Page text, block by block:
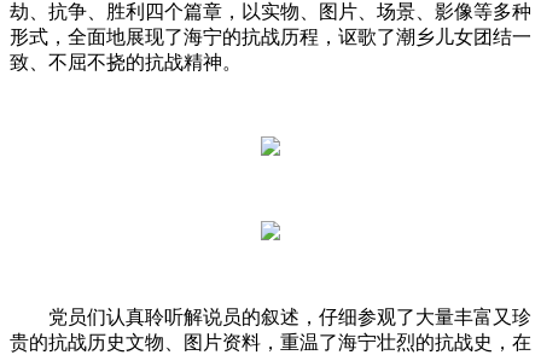
劫、抗争、胜利四个篇章，以实物、图片、场景、影像等多种
形式，全面地展现了海宁的抗战历程，讴歌了潮乡儿女团结一
致、不屈不挠的抗战精神。
党员们认真聆听解说员的叙述，仔细参观了大量丰富又珍
贵的抗战历史文物、图片资料，重温了海宁壮烈的抗战史，在